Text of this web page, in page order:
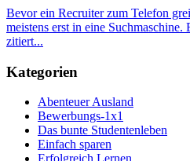
Bevor ein Recruiter zum Telefon
meistens erst in eine
zitiert...
Kategorien
Abenteuer Ausland
Bewerbungs-1x1
Das bunte Studentenleben
Einfach sparen